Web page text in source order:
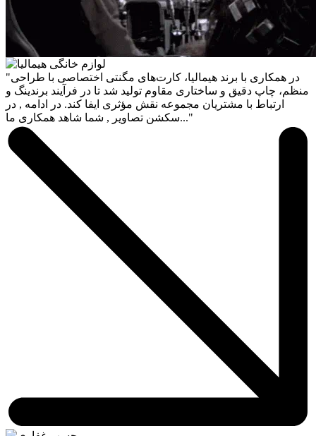
"در همکاری با برند هیمالیا، کارت‌های مگنتی اختصاصی با طراحی
منظم، چاپ دقیق و ساختاری مقاوم تولید شد تا در فرآیند برندینگ و
ارتباط با مشتریان مجموعه نقش مؤثری ایفا کند. در ادامه , در
سکشن تصاویر , شما شاهد همکاری ما..."